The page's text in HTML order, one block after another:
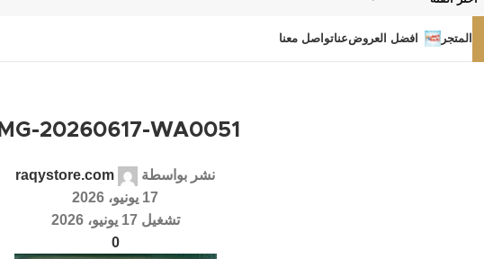
المتجر افضل العروضعناتواصل معنا
IMG-20260617-WA0051
نشر بواسطة
raqystore.com
17 يونيو، 2026
تشغيل 17 يونيو، 2026
0